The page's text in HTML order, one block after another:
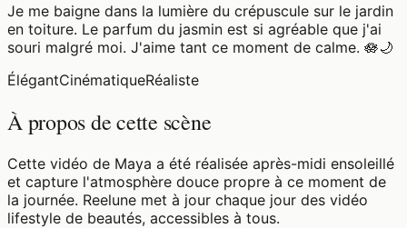
Je me baigne dans la lumière du crépuscule sur le jardin
en toiture. Le parfum du jasmin est si agréable que j'ai
souri malgré moi. J'aime tant ce moment de calme. 🪷🌙
ÉlégantCinématiqueRéaliste
À propos de cette scène
Cette vidéo de Maya a été réalisée après-midi ensoleillé
et capture l'atmosphère douce propre à ce moment de
la journée. Reelune met à jour chaque jour des vidéo
lifestyle de beautés, accessibles à tous.